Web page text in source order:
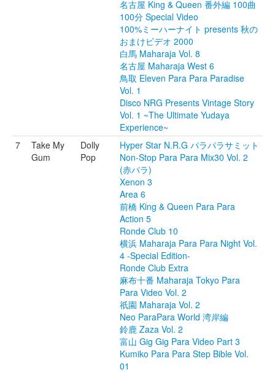
名古屋 King & Queen 番外編 100曲
100分 Special Video
100%ミーハーナイト presents 秋の
おまけビデオ 2000
白馬 Maharaja Vol. 8
名古屋 Maharaja West 6
鳥取 Eleven Para Para Paradise
Vol. 1
Disco NRG Presents Vintage Story
Vol. 1 ~The Ultimate Yudaya
Experience~
7
Take My
Gum
Dolly
Pop
Hyper Star N.R.G パラパラサミット
Non-Stop Para Para Mix30 Vol. 2
(赤パラ)
Xenon 3
Area 6
前橋 King & Queen Para Para
Action 5
Ronde Club 10
横浜 Maharaja Para Para Night Vol.
4 -Special Edition-
Ronde Club Extra
麻布十番 Maharaja Tokyo Para
Para Video Vol. 2
祇園 Maharaja Vol. 2
Neo ParaPara World 湾岸編
鈴鹿 Zaza Vol. 2
富山 Gig Gig Para Video Part 3
Kumiko Para Para Step Bible Vol.
01